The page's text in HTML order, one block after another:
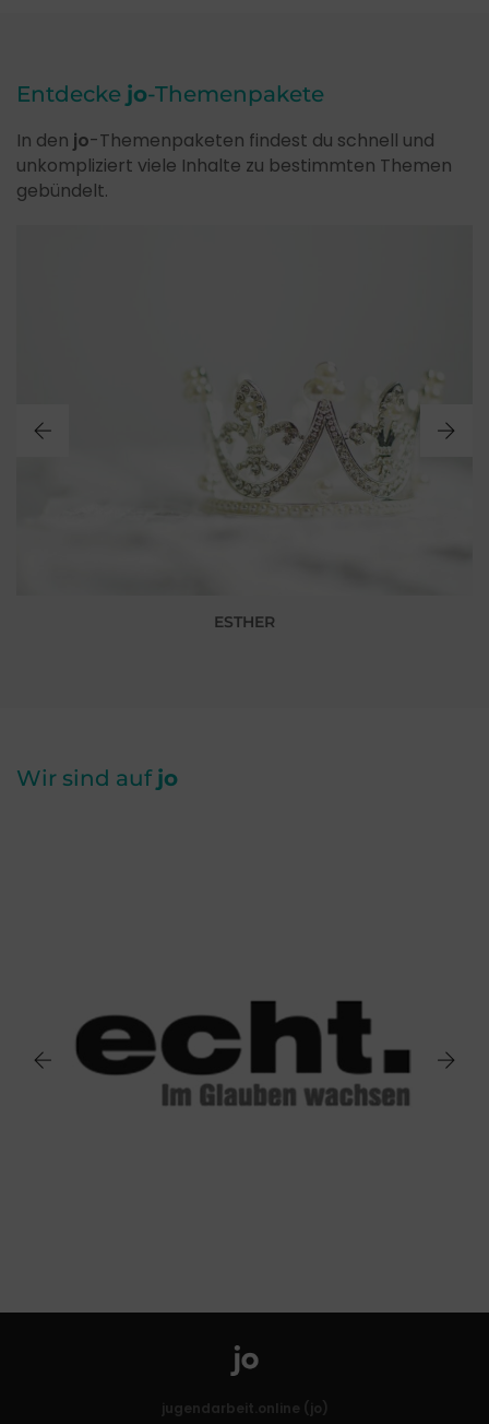
Entdecke jo-Themenpakete
In den jo-Themenpaketen findest du schnell und
unkompliziert viele Inhalte zu bestimmten Themen
gebündelt.
ESTHER
Wir sind auf jo
jugendarbeit.online (jo)